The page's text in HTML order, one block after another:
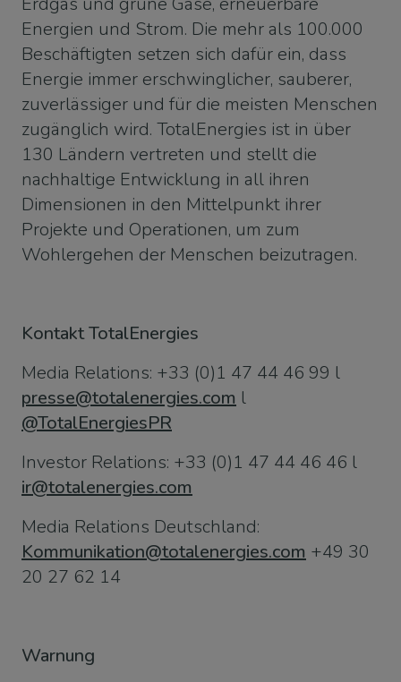
Energien und Strom. Die mehr als 100.000
Beschäftigten setzen sich dafür ein, dass
Energie immer erschwinglicher, sauberer,
zuverlässiger und für die meisten Menschen
zugänglich wird. TotalEnergies ist in über
130 Ländern vertreten und stellt die
nachhaltige Entwicklung in all ihren
Dimensionen in den Mittelpunkt ihrer
Projekte und Operationen, um zum
Wohlergehen der Menschen beizutragen.
Kontakt TotalEnergies
Media Relations: +33 (0)1 47 44 46 99 l
presse@totalenergies.com l
@TotalEnergiesPR
Investor Relations: +33 (0)1 47 44 46 46 l
ir@totalenergies.com
Media Relations Deutschland:
Kommunikation@totalenergies.com +49 30
20 27 62 14
Warnung